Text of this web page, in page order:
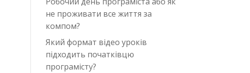
не проживати все життя за
компом?
Який формат відео уроків
підходить початківцю
програмісту?